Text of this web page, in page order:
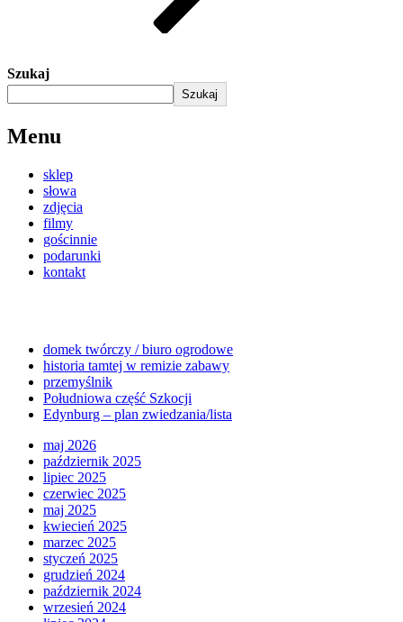
Szukaj
Szukaj
Menu
sklep
słowa
zdjęcia
filmy
gościnnie
podarunki
kontakt
domek twórczy / biuro ogrodowe
historia tamtej w remizie zabawy
przemyślnik
Południowa część Szkocji
Edynburg – plan zwiedzania/lista
maj 2026
październik 2025
lipiec 2025
czerwiec 2025
maj 2025
kwiecień 2025
marzec 2025
styczeń 2025
grudzień 2024
październik 2024
wrzesień 2024